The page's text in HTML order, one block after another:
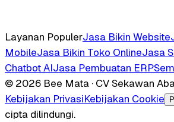
Layanan PopulerJasa Bikin Website
MobileJasa Bikin Toko OnlineJasa
Chatbot AIJasa Pembuatan ERP
© 2026 Bee Mata · CV Sekawan
Kebijakan PrivasiKebijakan Cookie
cipta dilindungi.